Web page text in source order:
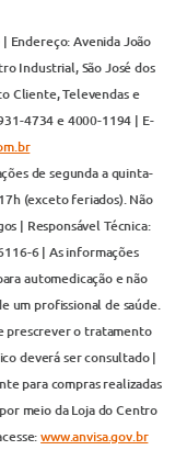
Endereço: Avenida João
Industrial, São José dos
Cliente, Televendas e
4734 e 4000-1194 | E-
de segunda a quinta-
(exceto feriados). Não
| Responsável Técnica:
6 | As informações
automedicação e não
um profissional de saúde.
prescrever o tratamento
deverá ser consultado |
para compras realizadas
meio da Loja do Centro
www.anvisa.gov.br